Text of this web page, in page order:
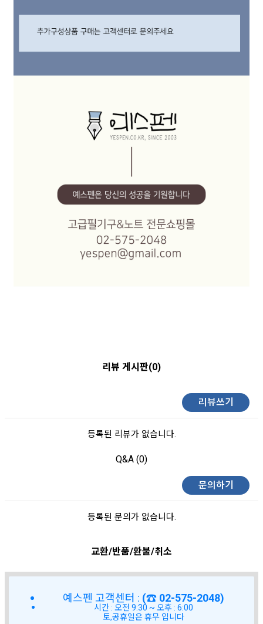
리뷰 게시판(0)
리뷰쓰기
등록된 리뷰가 없습니다.
Q&A (0)
문의하기
등록된 문의가 없습니다.
교환/반품/환불/취소
예스펜 고객센터 : (☎ 02-575-2048)
시간 : 오전 9:30 ~ 오후 : 6:00
토,공휴일은 휴무 입니다